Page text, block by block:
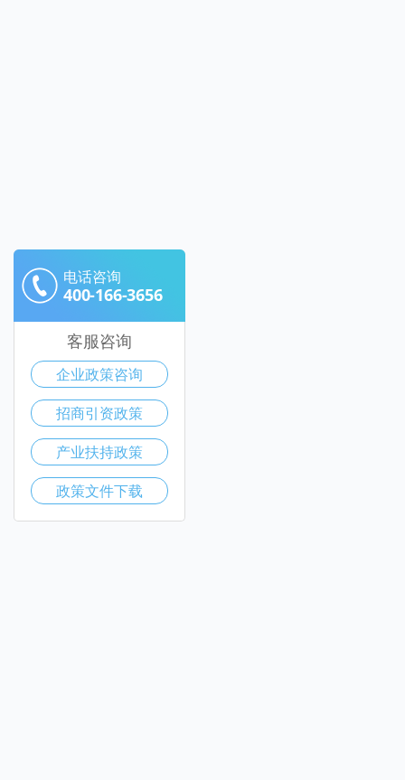
电话咨询
400-166-3656
客服咨询
企业政策咨询
招商引资政策
产业扶持政策
政策文件下载